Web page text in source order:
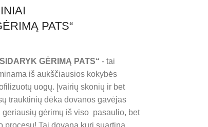
PATS“
GĖRIMĄ PATS“ - tai
iš aukščiausios kokybės
uogų. Įvairių skonių ir bet
trauktinių dėka dovanos gavėjas
geriausių gėrimų iš viso pasaulio, bet
procesu! Tai dovana kuri suartina,